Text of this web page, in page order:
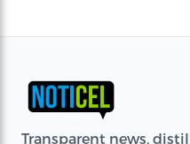
Transparent news,